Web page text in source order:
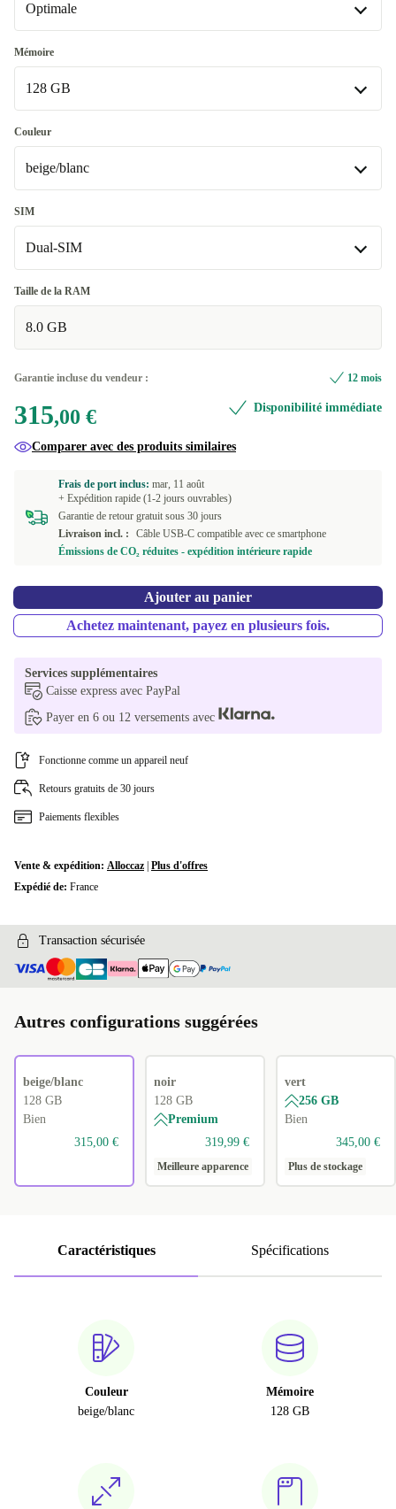
Très bien +48,50 €
Excellent
Premium +31,49 €
Optimale
Optimale
Disponible dans d'autres variantes
Neuve
Mémoire
128 GB
128 GB
256 GB +212,95 €
Couleur
beige/blanc
beige/blanc
violet
gris
vert
+13,43 €
vert clair +138,10 €
SIM
Dual-SIM
Dual-SIM
Disponible dans d'autres variantes
Dual-SIM (eSIM, Nano-SIM)
Taille de la RAM
8.0 GB
Garantie incluse du vendeur : 12 mois
315,00 € Disponibilité immédiate
Comparer avec des produits similaires
Frais de port inclus: mar, 11 août
+ Expédition rapide (1-2 jours ouvrables)
Garantie de retour gratuit sous 30 jours
Livraison incl. :
Câble USB-C compatible avec ce smartphone
Émissions de CO₂ réduites - expédition intérieure rapide
Ajouter au panier
Achetez maintenant, payez en plusieurs fois.
Services supplémentaires
Caisse express avec PayPal
Payer en 6 ou 12 versements avec
Fonctionne comme un appareil neuf
Retours gratuits de 30 jours
Paiements flexibles
Vente & expédition: Alloccaz Plus d'offres
Expédié de: France
Transaction sécurisée
Autres configurations suggérées
beige/blanc
128 GB
Bien
315,00 €
noir
128 GB
Premium
319,99 €
Meilleure apparence
vert
256 GB
Bien
345,00 €
Plus de stockage
Caractéristiques Spécifications
Couleur
beige/blanc
Mémoire
128 GB